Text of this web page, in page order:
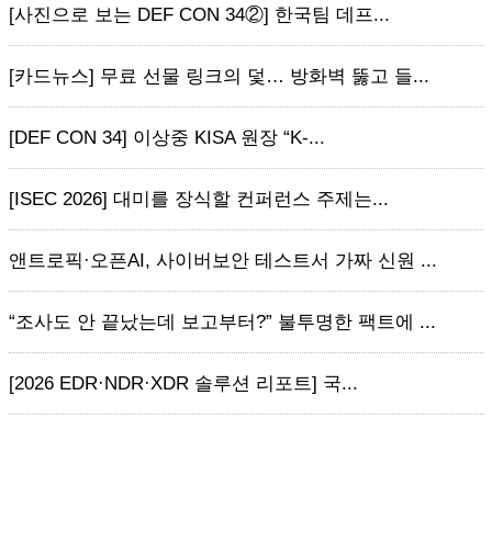
[사진으로 보는 DEF CON 34②] 한국팀 데프...
[카드뉴스] 무료 선물 링크의 덫… 방화벽 뚫고 들...
[DEF CON 34] 이상중 KISA 원장 “K-...
[ISEC 2026] 대미를 장식할 컨퍼런스 주제는...
앤트로픽·오픈AI, 사이버보안 테스트서 가짜 신원 ...
“조사도 안 끝났는데 보고부터?” 불투명한 팩트에 ...
[2026 EDR·NDR·XDR 솔루션 리포트] 국...